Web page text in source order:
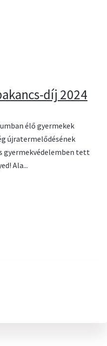
díj 2024
élő gyermekek
újratermelődésének
gyermekvédelemben tett
Ala...